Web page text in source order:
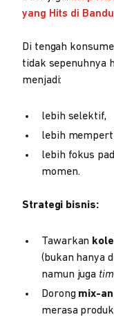
yang Hits di
Di tengah
tidak sepenuhnya
menjadi:
lebih selektif,
lebih
lebih fokus
momen.
Strategi bisnis:
Tawarkan
(bukan hanya
namun juga
Dorong mix-
merasa